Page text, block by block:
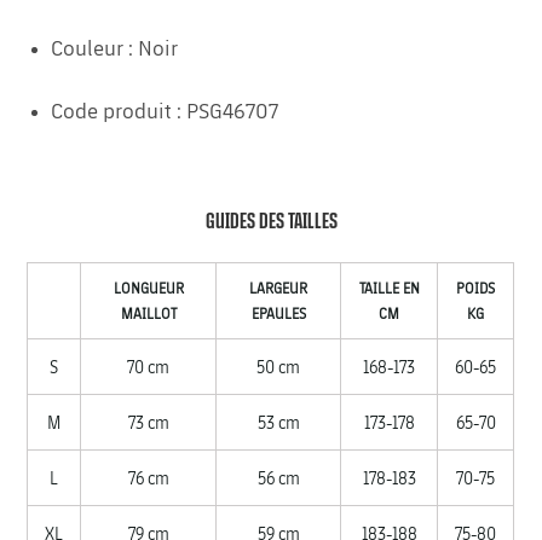
Couleur : Noir
Code produit : PSG46707
GUIDES DES TAILLES
LONGUEUR
MAILLOT
LARGEUR
EPAULES
TAILLE EN
CM
POIDS
KG
S 70 cm 50 cm 168-173 60-65
M 73 cm 53 cm 173-178 65-70
L 76 cm 56 cm 178-183 70-75
XL 79 cm 59 cm 183-188 75-80